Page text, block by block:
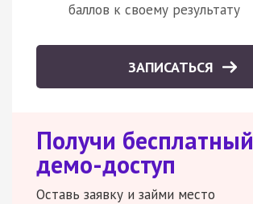
баллов к своему результату
ЗАПИСАТЬСЯ
Получи бесплатный
демо-доступ
Оставь заявку и займи место